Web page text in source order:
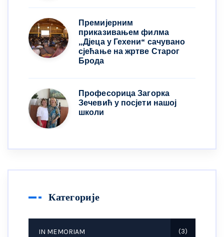
Премијерним
приказивањем филма
„Дјеца у Гехени“ сачувано
сјећање на жртве Старог
Брода
Професорица Загорка
Зечевић у посјети нашој
школи
Категорије
IN MEMORIAM 3